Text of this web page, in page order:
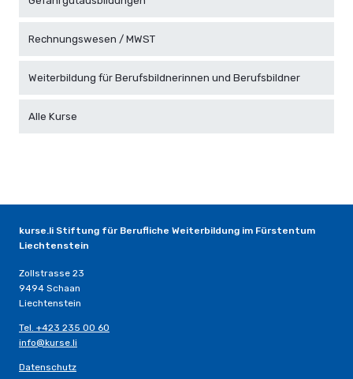
Rechnungswesen / MWST
Weiterbildung für Berufsbildnerinnen und Berufsbildner
Alle Kurse
kurse.li Stiftung für Berufliche Weiterbildung im Fürstentum
Liechtenstein
Zollstrasse 23
9494 Schaan
Liechtenstein
Tel. +423 235 00 60
info@kurse.li
Datenschutz